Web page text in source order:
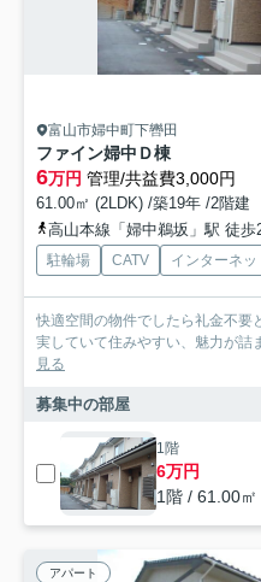
富山市婦中町下轡田
ファイン婦中Ｄ棟
6万円 管理/共益費3,000円
61.00㎡ (2LDK) /築19年 /2階建
高山本線「婦中鵜坂」駅 徒歩
駐輪場 CATV インターネ
快適空間の物件でしたら礼金不要
実していて住みやすい、魅力が詰
見る
募集中の部屋
1階
6万円
1階 / 61.00
アパート